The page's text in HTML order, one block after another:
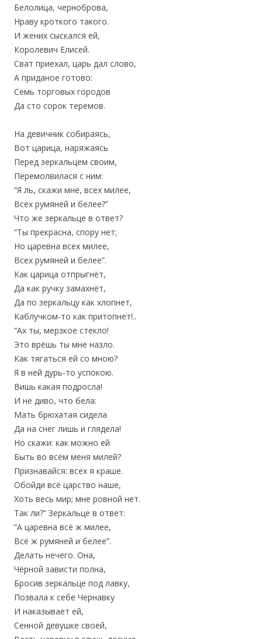
Белолица, черноброва,
Нраву кроткого такого.
И жених сыскался ей,
Королевич Елисей.
Сват приехал, царь дал слово,
А приданое готово:
Семь торговых городов
Да сто сорок теремов.
На девичник собираясь,
Вот царица, наряжаясь
Перед зеркальцем своим,
Перемолвилася с ним:
“Я ль, скажи мне, всех милее,
Всех румяней и белее?”
Что же зеркальце в ответ?
“Ты прекрасна, спору нет;
Но царевна всех милее,
Всех румяней и белее”.
Как царица отпрыгнёт,
Да как ручку замахнёт,
Да по зеркальцу как хлопнет,
Каблучком-то как притопнет!..
“Ах ты, мерзкое стекло!
Это врёшь ты мне назло.
Как тягаться ей со мною?
Я в ней дурь-то успокою.
Вишь какая подросла!
И не диво, что бела:
Мать брюхатая сидела
Да на снег лишь и глядела!
Но скажи: как можно ей
Быть во всём меня милей?
Признавайся: всех я краше.
Обойди всё царство наше,
Хоть весь мир; мне ровной нет.
Так ли?” Зеркальце в ответ:
“А царевна всё ж милее,
Всё ж румяней и белее”.
Делать нечего. Она,
Чёрной зависти полна,
Бросив зеркальце под лавку,
Позвала к себе Чернавку
И наказывает ей,
Сенной девушке своей,